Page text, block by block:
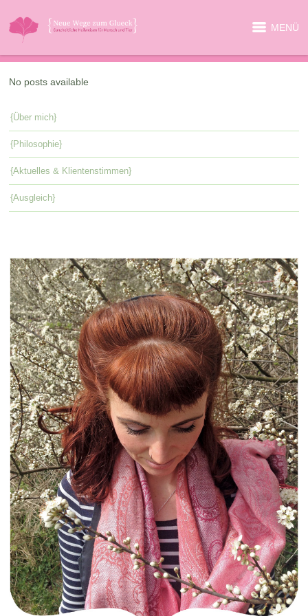
MENÜ
No posts available
{Über mich}
{Philosophie}
{Aktuelles & Klientenstimmen}
{Ausgleich}